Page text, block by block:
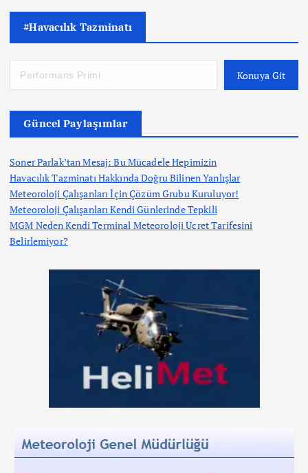
#Havacılık Tazminatı
Konuya Git
Güncel Paylaşımlar
Soner Parlak’tan Mesaj: Bu Mücadele Hepimizin
Havacılık Tazminatı Hakkında Doğru Bilinen Yanlışlar
Meteoroloji Çalışanları İçin Çözüm Grubu Kuruluyor!
Meteoroloji Çalışanları Kendi Günlerinde Tepkili
MGM Neden Kendi Terminal Meteoroloji Ücret Tarifesini
Belirlemiyor?